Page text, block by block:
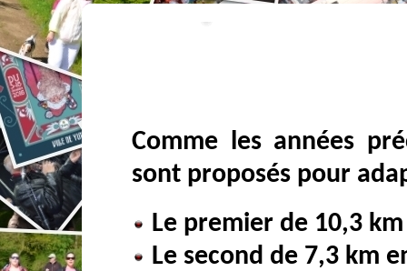
Comme les années
sont proposés pour
Le premier de 10,3
Le second de 7,3 km